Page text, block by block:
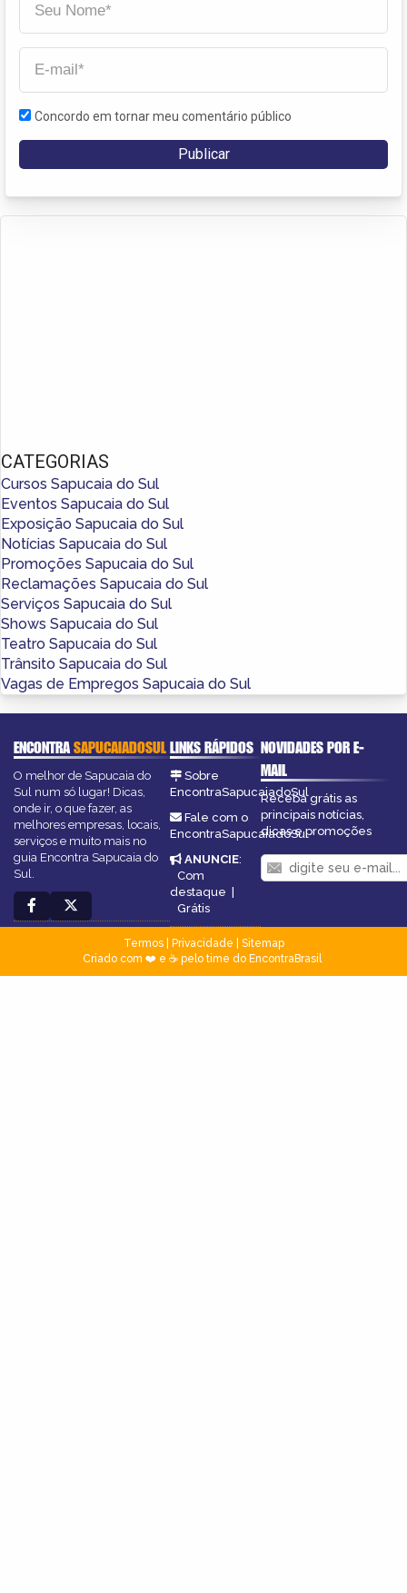
Concordo em tornar meu comentário público
CATEGORIAS
Cursos Sapucaia do Sul
Eventos Sapucaia do Sul
Exposição Sapucaia do Sul
Notícias Sapucaia do Sul
Promoções Sapucaia do Sul
Reclamações Sapucaia do Sul
Serviços Sapucaia do Sul
Shows Sapucaia do Sul
Teatro Sapucaia do Sul
Trânsito Sapucaia do Sul
Vagas de Empregos Sapucaia do Sul
ENCONTRASAPUCAIADOSUL
O melhor de Sapucaia do
Sul num só lugar! Dicas,
onde ir, o que fazer, as
melhores empresas, locais,
serviços e muito mais no
guia Encontra Sapucaia do
Sul.
LINKS RÁPIDOS
Sobre
EncontraSapucaiadoSul
Fale com o
EncontraSapucaiadoSul
ANUNCIE:
Com
destaque |
Grátis
NOVIDADES POR E-
MAIL
Receba grátis as
principais notícias,
dicas e promoções
Termos| Privacidade
Sitemap
Criado com ❤️ e ☕ pelo time do EncontraBrasil